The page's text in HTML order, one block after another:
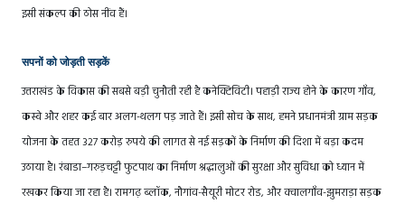
इसी संकल्प की ठोस नींव हैं।
सपनों को जोड़ती सड़कें
उत्तराखंड के विकास की सबसे बड़ी चुनौती रही है कनेक्टिविटी। पहाड़ी राज्य होने के कारण गाँव,
कस्बे और शहर कई बार अलग-थलग पड़ जाते हैं। इसी सोच के साथ, हमने प्रधानमंत्री ग्राम सड़क
योजना के तहत 327 करोड़ रुपये की लागत से नई सड़कों के निर्माण की दिशा में बड़ा कदम
उठाया है। रंबाडा–गरुड़चट्टी फुटपाथ का निर्माण श्रद्धालुओं की सुरक्षा और सुविधा को ध्यान में
रखकर किया जा रहा है। रामगढ़ ब्लॉक, नौगांव-सैयूरी मोटर रोड, और क्वालगाँव-झुमराड़ा सड़क